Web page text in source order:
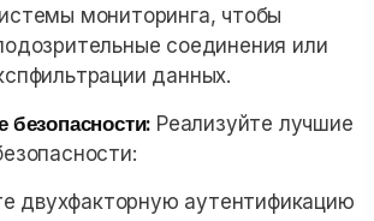
мониторинга, чтобы
соединения или
данных.
безопасности: Реализуйте лучшие
двухфакторную аутентификацию